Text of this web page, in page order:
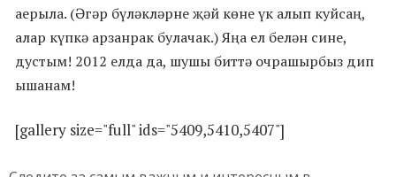
аерыла. (Әгәр бүләкләрне җәй көне үк алып куйсаң,
алар күпкә арзанрак булачак.) Яңа ел белән сине,
дустым! 2012 елда да, шушы биттә очрашырбыз дип
ышанам!
[gallery size="full" ids="5409,5410,5407"]